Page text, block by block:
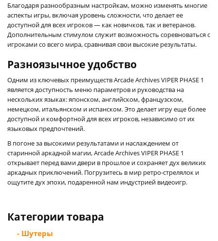
Благодаря разнообразным настройкам, можно изменять многие
аспекты игры, включая уровень сложности, что делает ее
доступной для всех игроков — как новичков, так и ветеранов.
Дополнительным стимулом служит возможность соревноваться с
игроками со всего мира, сравнивая свои высокие результаты.
Разноязычное удобство
Одним из ключевых преимуществ Arcade Archives VIPER PHASE 1
является доступность меню параметров и руководства на
нескольких языках: японском, английском, французском,
немецком, итальянском и испанском. Это делает игру еще более
доступной и комфортной для всех игроков, независимо от их
языковых предпочтений.
В погоне за высокими результатами и наслаждением от
старинной аркадной магии, Arcade Archives VIPER PHASE 1
открывает перед вами двери в прошлое и сохраняет дух великих
аркадных приключений. Погрузитесь в мир ретро-стрелялок и
ощутите дух эпохи, подаренной нам индустрией видеоигр.
Категории товара
- Шутеры